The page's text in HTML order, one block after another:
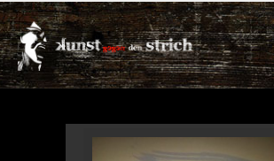
(Linolschnitt)